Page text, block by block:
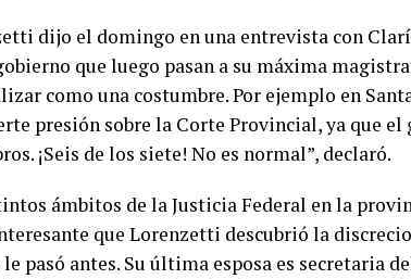
dijo el domingo en una entrevista con
que luego pasan a su máxima
como una costumbre. Por ejemplo en
presión sobre la Corte Provincial, ya que
¡Seis de los siete! No es normal”, declaró.
ámbitos de la Justicia Federal en la
que Lorenzetti descubrió la
le pasó antes. Su última esposa es secretaria